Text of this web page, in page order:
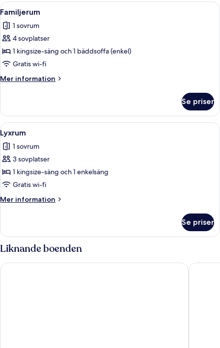
Öppna
alla
foton
för
Familjerum
En dubbelsäng med mönstrat
5
Familjerum
1 sovrum
4 sovplatser
1 kingsize-säng och 1 bäddsoffa (enkel)
Gratis wi-fi
Mer information
Mer
Se priser
Öppna
alla
foton
för
Lyxrum
Ett sovrum med två sängar,
5
Lyxrum
1 sovrum
3 sovplatser
1 kingsize-säng och 1 enkelsäng
Gratis wi-fi
Mer information
Mer
Se priser
Liknande boenden
Marine Hotel Hotel